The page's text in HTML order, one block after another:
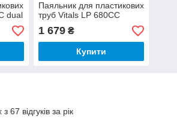
dual
Паяльник для пластикових
труб Vitals LP 680CC
1 679₴
Купити
67 відгуків за рік